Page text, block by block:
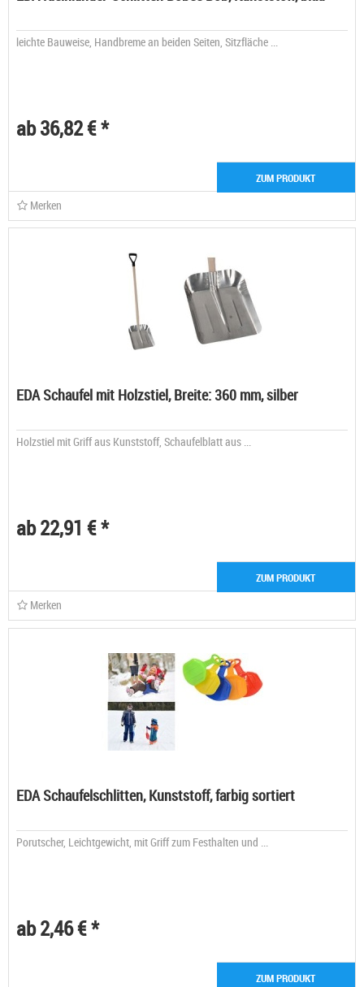
leichte Bauweise, Handbreme an beiden Seiten, Sitzfläche ...
ab 36,82 € *
ZUM PRODUKT
Merken
EDA Schaufel mit Holzstiel, Breite: 360 mm, silber
Holzstiel mit Griff aus Kunststoff, Schaufelblatt aus ...
ab 22,91 € *
ZUM PRODUKT
Merken
EDA Schaufelschlitten, Kunststoff, farbig sortiert
Porutscher, Leichtgewicht, mit Griff zum Festhalten und ...
ab 2,46 € *
ZUM PRODUKT